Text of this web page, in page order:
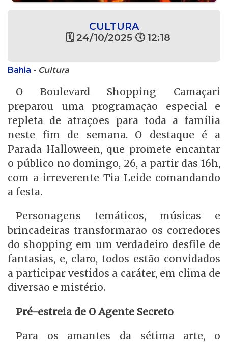
CULTURA
🗓 24/10/2025 🕔 12:18
Bahia - Cultura
O Boulevard Shopping Camaçari
preparou uma programação especial e
repleta de atrações para toda a família
neste fim de semana. O destaque é a
Parada Halloween, que promete encantar
o público no domingo, 26, a partir das 16h,
com a irreverente Tia Leide comandando
a festa.
Personagens temáticos, músicas e
brincadeiras transformarão os corredores
do shopping em um verdadeiro desfile de
fantasias, e, claro, todos estão convidados
a participar vestidos a caráter, em clima de
diversão e mistério.
Pré-estreia de O Agente Secreto
Para os amantes da sétima arte, o